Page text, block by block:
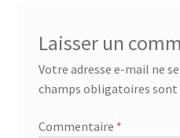
Laisser un
Votre adresse e-mail ne
champs obligatoires sont
Commentaire *